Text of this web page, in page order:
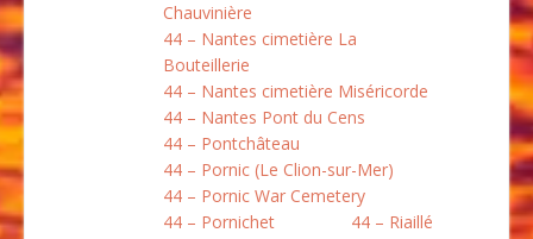
Chauvinière
44 – Nantes cimetière La
Bouteillerie
44 – Nantes cimetière Miséricorde
44 – Nantes Pont du Cens
44 – Pontchâteau
44 – Pornic (Le Clion-sur-Mer)
44 – Pornic War Cemetery
44 – Pornichet
44 – Riaillé